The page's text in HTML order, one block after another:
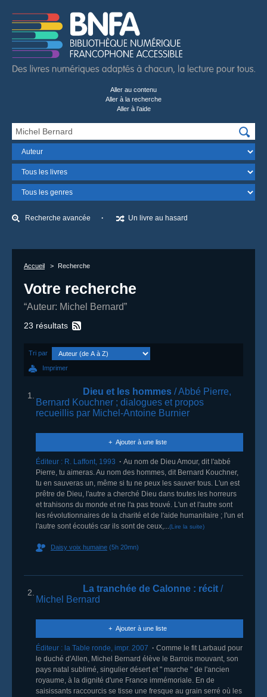
Aller au contenu
Aller à la recherche
Aller à l’aide
Recherchez…
Champ
Format
Genre
Recherche avancée Un livre au hasard
Accueil Recherche
Votre recherche
“Auteur: Michel Bernard”
23 résultats
Tri par
Imprimer
1. Dieu et les hommes / Abbé Pierre,
Bernard Kouchner ; dialogues et propos
recueillis par Michel-Antoine Burnier
Ajouter à une liste
Éditeur : R. Laffont, 1993
Au nom de Dieu Amour, dit l'abbé
Pierre, tu aimeras. Au nom des hommes, dit Bernard Kouchner,
tu en sauveras un, même si tu ne peux les sauver tous. L'un est
prêtre de Dieu, l'autre a cherché Dieu dans toutes les horreurs
et trahisons du monde et ne l'a pas trouvé. L'un et l'autre sont
les révolutionnaires de la charité et de l'aide humanitaire ; l'un et
l'autre sont écoutés car ils sont de ceux,...(Lire la suite)
Daisy voix humaine (5h 20mn)
2. La tranchée de Calonne : récit /
Michel Bernard
Ajouter à une liste
Éditeur : la Table ronde, impr. 2007
Comme le fit Larbaud pour
le duché d'Allen, Michel Bernard élève le Barrois mouvant, son
pays natal sublimé, singulier désert et " marche " de l'ancien
royaume, à la dignité d'une France immémoriale. En de
saisissants raccourcis se tisse une fresque au grain serré où les